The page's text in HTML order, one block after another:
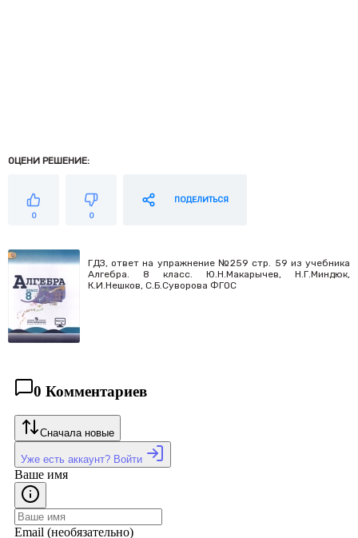
ОЦЕНИ РЕШЕНИЕ:
0 0
ПОДЕЛИТЬСЯ
ГДЗ, ответ на упражнение №259 стр. 59 из учебника
Алгебра. 8 класс. Ю.Н.Макарычев, Н.Г.Миндюк,
К.И.Нешков, С.Б.Суворова ФГОС